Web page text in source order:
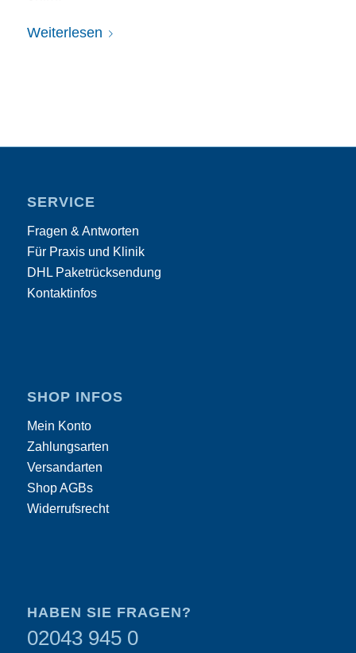
Weiterlesen
SERVICE
Fragen & Antworten
Für Praxis und Klinik
DHL Paketrücksendung
Kontaktinfos
SHOP INFOS
Mein Konto
Zahlungsarten
Versandarten
Shop AGBs
Widerrufsrecht
HABEN SIE FRAGEN?
02043 945 0